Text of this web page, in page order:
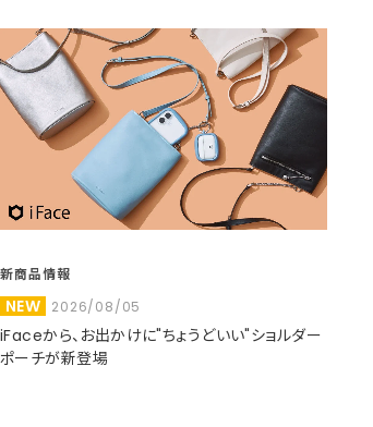
新商品情報
NEW 2026/08/05
iFaceから、お出かけに"ちょうどいい"ショルダー
ポーチが新登場